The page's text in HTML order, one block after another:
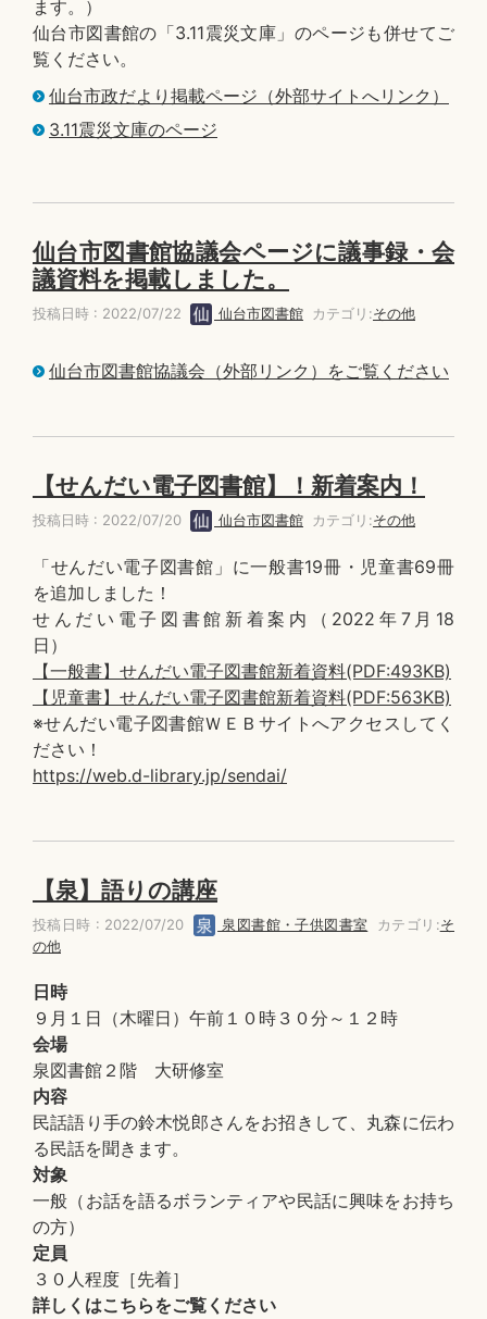
ます。）
仙台市図書館の「3.11震災文庫」のページも併せてご
覧ください。
仙台市政だより掲載ページ（外部サイトへリンク）
3.11震災文庫のページ
仙台市図書館協議会ページに議事録・会
議資料を掲載しました。
投稿日時 : 2022/07/22 仙台市図書館 カテゴリ:その他
仙台市図書館協議会（外部リンク）をご覧ください
【せんだい電子図書館】！新着案内！
投稿日時 : 2022/07/20 仙台市図書館 カテゴリ:その他
「せんだい電子図書館」に一般書19冊・児童書69冊
を追加しました！
せんだい電子図書館新着案内（2022年7月18
日）
【一般書】せんだい電子図書館新着資料(PDF:493KB)
【児童書】せんだい電子図書館新着資料(PDF:563KB)
※せんだい電子図書館ＷＥＢサイトへアクセスしてく
ださい！
https://web.d-library.jp/sendai/
【泉】語りの講座
投稿日時 : 2022/07/20 泉図書館・子供図書室 カテゴリ:そ
の他
日時
９月１日（木曜日）午前１０時３０分～１２時
会場
泉図書館２階 大研修室
内容
民話語り手の鈴木悦郎さんをお招きして、丸森に伝わ
る民話を聞きます。
対象
一般（お話を語るボランティアや民話に興味をお持ち
の方）
定員
３０人程度［先着］
詳しくはこちらをご覧ください